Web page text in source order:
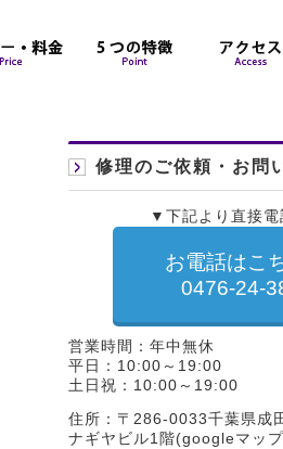
修理のご依頼・お問
▼下記より直接
お電話はこ
0476-24-
営業時間：年中無休
平日：10:00～19:00
土日祝：10:00～19:00
住所：〒286-0033千葉県成
ナギヤビル1階(googleマップ